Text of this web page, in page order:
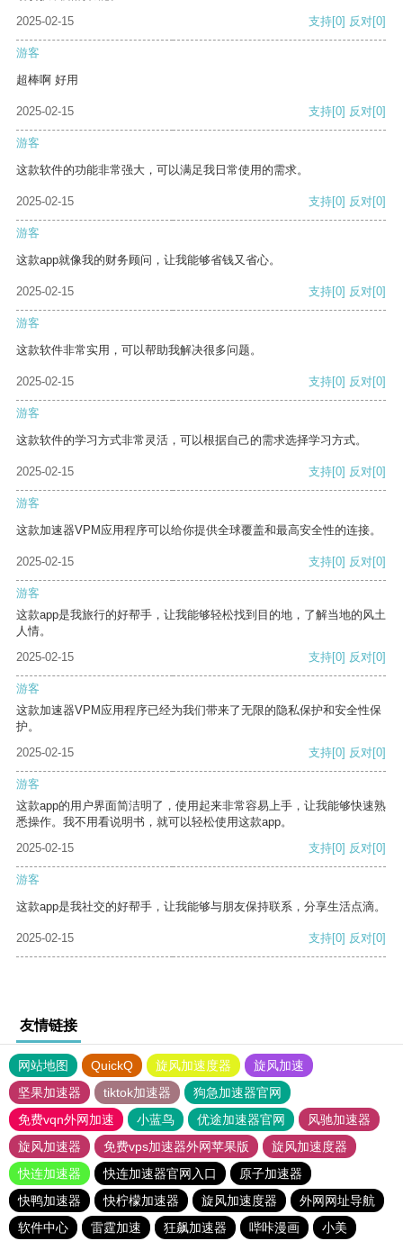
2025-02-15
支持[0] 反对[0]
游客
超棒啊 好用
2025-02-15 支持[0] 反对[0]
游客
这款软件的功能非常强大，可以满足我日常使用的需求。
2025-02-15 支持[0] 反对[0]
游客
这款app就像我的财务顾问，让我能够省钱又省心。
2025-02-15 支持[0] 反对[0]
游客
这款软件非常实用，可以帮助我解决很多问题。
2025-02-15 支持[0] 反对[0]
游客
这款软件的学习方式非常灵活，可以根据自己的需求选择学习方式。
2025-02-15 支持[0] 反对[0]
游客
这款加速器VPM应用程序可以给你提供全球覆盖和最高安全性的连接。
2025-02-15 支持[0] 反对[0]
游客
这款app是我旅行的好帮手，让我能够轻松找到目的地，了解当地的风土
人情。
2025-02-15
支持[0] 反对[0]
游客
这款加速器VPM应用程序已经为我们带来了无限的隐私保护和安全性保
护。
2025-02-15
支持[0] 反对[0]
游客
这款app的用户界面简洁明了，使用起来非常容易上手，让我能够快速熟
悉操作。我不用看说明书，就可以轻松使用这款app。
2025-02-15
支持[0] 反对[0]
游客
这款app是我社交的好帮手，让我能够与朋友保持联系，分享生活点滴。
2025-02-15 支持[0] 反对[0]
友情链接
网站地图 QuickQ 旋风加速度器
旋风加速
坚果加速器
tiktok加速器
狗急加速器官网
免费vqn外网加速
小蓝鸟 优途加速器官网
风驰加速器
旋风加速器
免费vps加速器外网苹果版
旋风加速度器
快连加速器
快连加速器官网入口
原子加速器
快鸭加速器
快柠檬加速器 旋风加速度器
外网网址导航
软件中心
雷霆加速 狂飙加速器 哔咔漫画 小美